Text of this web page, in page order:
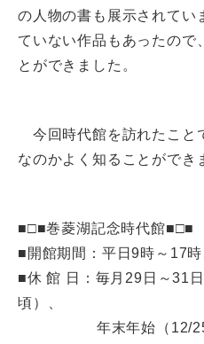
の人物の書も展示されてい
ていない作品もあったので
とができました。
今回時代館を訪れたこと
なのかよく知ることができ
■□■巻菱湖記念時代館■□■
■開館期間：平日9時～17
■休 館 日：毎月29日～31
頃）、
年末年始（12/25頃